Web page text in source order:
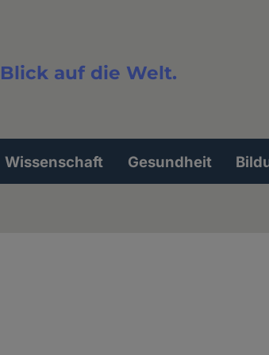
auf die Welt.
Wissenschaft Gesundheit